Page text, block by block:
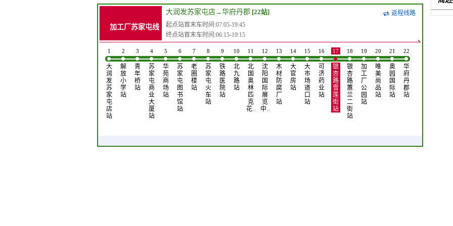
加工厂苏家屯线
大润发苏家屯店→华府丹郡 [22站]
返程线路
起点站首末车时间:07:05-19:45
终点站首末车时间:06:15-19:15
1
大
润
发
苏
家
屯
店
站
2
解
放
小
学
站
3
青
年
桥
站
4
苏
家
屯
商
业
大
厦
站
5
华
苑
商
场
站
6
苏
家
屯
图
书
馆
站
7
老
圈
楼
站
8
苏
家
屯
火
车
站
9
铁
路
医
院
站
10
北
九
路
站
11
北
国
奥
林
匹
克
花…
12
沈
阳
国
际
展
览
中…
13
木
材
防
腐
厂
站
14
大
官
房
站
15
大
市
场
道
口
站
16
可
济
药
业
站
17
银
杏
路
雪
莲
街
站
18
银
杏
路
蕙
兰
二
街
站
19
加
工
厂
公
园
站
20
唯
美
尚
品
站
21
奥
园
国
际
站
22
华
府
丹
郡
站